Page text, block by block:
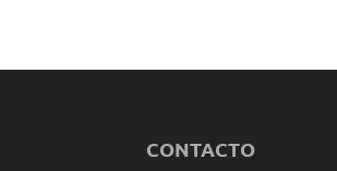
CONTACTO